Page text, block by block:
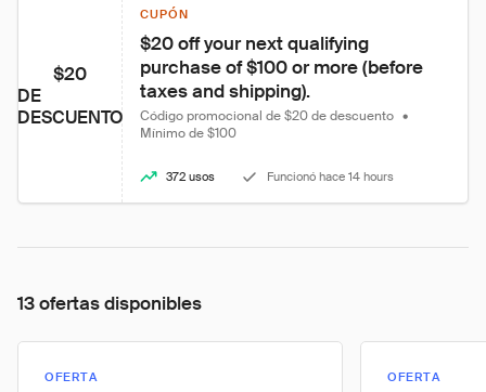
$20
DE
DESCUENTO
CUPÓN
$20 off your next qualifying
purchase of $100 or more (before
taxes and shipping).
Código promocional de $20 de descuento •
Mínimo de $100
372 usos Funcionó hace 14 hours
13 ofertas disponibles
OFERTA OFERTA